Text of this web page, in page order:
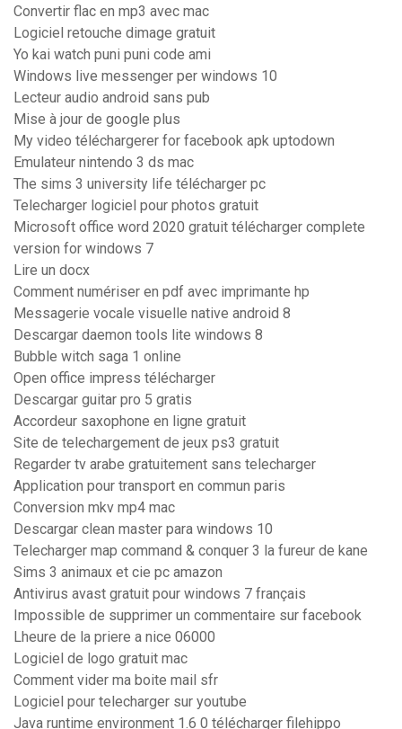
Convertir flac en mp3 avec mac
Logiciel retouche dimage gratuit
Yo kai watch puni puni code ami
Windows live messenger per windows 10
Lecteur audio android sans pub
Mise à jour de google plus
My video téléchargerer for facebook apk uptodown
Emulateur nintendo 3 ds mac
The sims 3 university life télécharger pc
Telecharger logiciel pour photos gratuit
Microsoft office word 2020 gratuit télécharger complete
version for windows 7
Lire un docx
Comment numériser en pdf avec imprimante hp
Messagerie vocale visuelle native android 8
Descargar daemon tools lite windows 8
Bubble witch saga 1 online
Open office impress télécharger
Descargar guitar pro 5 gratis
Accordeur saxophone en ligne gratuit
Site de telechargement de jeux ps3 gratuit
Regarder tv arabe gratuitement sans telecharger
Application pour transport en commun paris
Conversion mkv mp4 mac
Descargar clean master para windows 10
Telecharger map command & conquer 3 la fureur de kane
Sims 3 animaux et cie pc amazon
Antivirus avast gratuit pour windows 7 français
Impossible de supprimer un commentaire sur facebook
Lheure de la priere a nice 06000
Logiciel de logo gratuit mac
Comment vider ma boite mail sfr
Logiciel pour telecharger sur youtube
Java runtime environment 1.6 0 télécharger filehippo